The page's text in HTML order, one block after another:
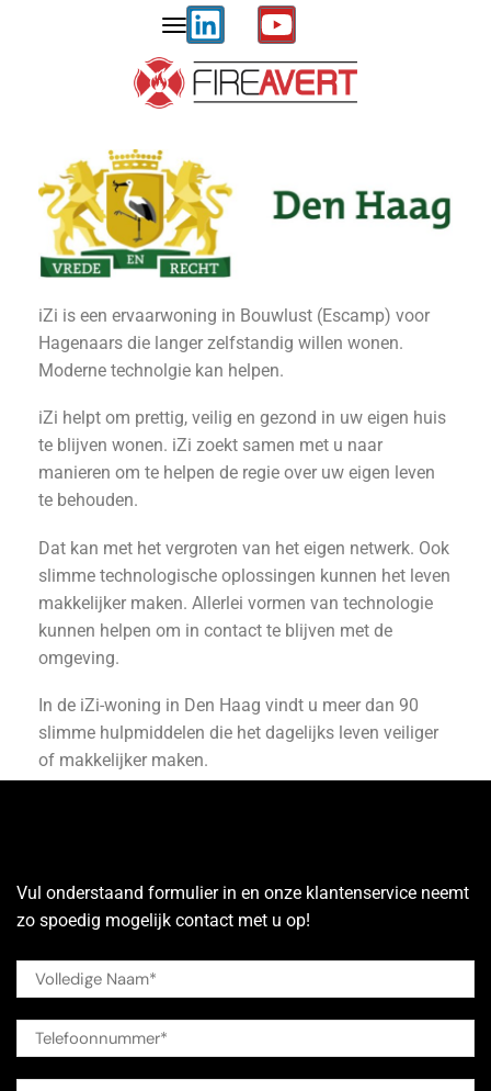
iZi is een ervaarwoning in Bouwlust (Escamp) voor
Hagenaars die langer zelfstandig willen wonen.
Moderne technolgie kan helpen.
iZi helpt om prettig, veilig en gezond in uw eigen huis
te blijven wonen. iZi zoekt samen met u naar
manieren om te helpen de regie over uw eigen leven
te behouden.
Dat kan met het vergroten van het eigen netwerk. Ook
slimme technologische oplossingen kunnen het leven
makkelijker maken. Allerlei vormen van technologie
kunnen helpen om in contact te blijven met de
omgeving.
In de iZi-woning in Den Haag vindt u meer dan 90
slimme hulpmiddelen die het dagelijks leven veiliger
of makkelijker maken.
Vul onderstaand formulier in en onze klantenservice neemt
zo spoedig mogelijk contact met u op!